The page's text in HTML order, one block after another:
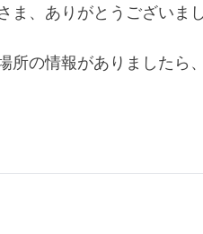
ま、ありがとうございま
所の情報がありましたら